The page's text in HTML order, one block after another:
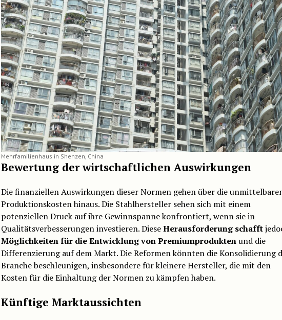
Mehrfamilienhaus in Shenzen, China
Bewertung der wirtschaftlichen Auswirkungen
Die finanziellen Auswirkungen dieser Normen gehen über die
Produktionskosten hinaus. Die Stahlhersteller sehen sich mit einem
potenziellen Druck auf ihre Gewinnspanne konfrontiert, wenn sie in
Qualitätsverbesserungen investieren. DieseHerausforderung schafft
Möglichkeiten für die Entwicklung von Premiumproduktenund die
Differenzierung auf dem Markt. Die Reformen könnten die Konsolidierung
Branche beschleunigen, insbesondere für kleinere Hersteller, die mit den
Kosten für die Einhaltung der Normen zu kämpfen haben.
Künftige Marktaussichten